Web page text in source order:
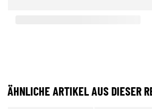
ÄHNLICHE ARTIKEL AUS DIESER